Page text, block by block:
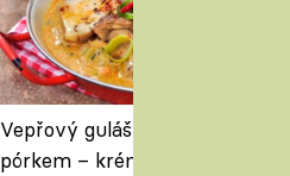
Vepřový guláš s houbami a
pórkem – krémový a voňavý